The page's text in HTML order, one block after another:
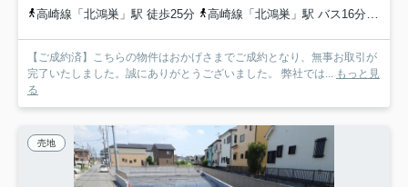
高崎線「北鴻巣」駅 徒歩25分 高崎線「北鴻巣」駅 バス16分 埼玉県鴻巣市「宮登神社入口」 停歩4分
【ご成約済】こちらの物件はおかげさまでご成約となり、無事お取引が
完了いたしました。誠にありがとうございました。 弊社では...
もっと見
る
売地